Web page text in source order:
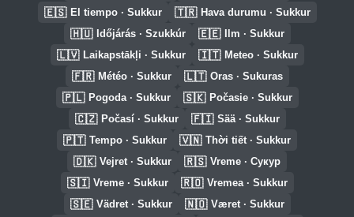
🇪🇸 El tiempo · Sukkur 🇹🇷 Hava durumu · Sukkur
🇭🇺 Időjárás · Szukkúr 🇪🇪 Ilm · Sukkur
🇱🇻 Laikapstākļi · Sukkur 🇮🇹 Meteo · Sukkur
🇫🇷 Météo · Sukkur 🇱🇹 Oras · Sukuras
🇵🇱 Pogoda · Sukkur 🇸🇰 Počasie · Sukkur
🇨🇿 Počasí · Sukkur 🇫🇮 Sää · Sukkur
🇵🇹 Tempo · Sukkur 🇻🇳 Thời tiết · Sukkur
🇩🇰 Vejret · Sukkur 🇷🇸 Vreme · Сукур
🇸🇮 Vreme · Sukkur 🇷🇴 Vremea · Sukkur
🇸🇪 Vädret · Sukkur 🇳🇴 Været · Sukkur